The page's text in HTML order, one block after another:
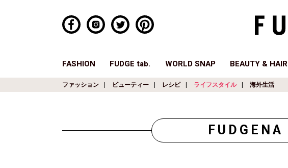
FASHION FUDGE tab. WORLD SNAP BEAUTY & HAIR
ファッション ビューティー レシピ ライフスタイル 海外生活
FUDGENA